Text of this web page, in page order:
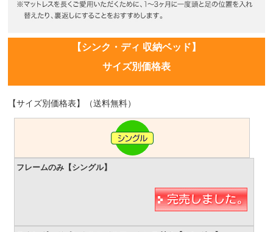
【シンク・ディ 収納ベッド】
サイズ別価格表
【サイズ別価格表】（送料無料）